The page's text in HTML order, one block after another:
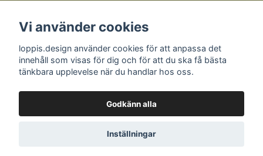
Sociala medier
© 2026 Loppis.Design
Vi använder cookies
loppis.design använder cookies för att anpassa det
innehåll som visas för dig och för att du ska få bästa
tänkbara upplevelse när du handlar hos oss.
Godkänn alla
Inställningar